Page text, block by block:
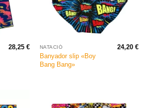
28,25€ NATACIÓ
Banyador slip «Boy
Bang Bang»
24,20€